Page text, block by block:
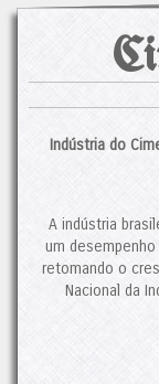
Indústria do
A indústria
um
retomando o
Nacional da
cimento
3,9% em